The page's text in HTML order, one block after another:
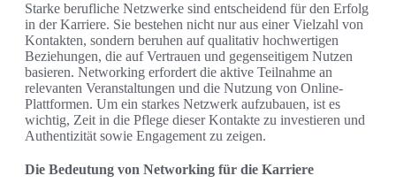
Starke berufliche Netzwerke sind entscheidend für den Erfolg
in der Karriere. Sie bestehen nicht nur aus einer Vielzahl von
Kontakten, sondern beruhen auf qualitativ hochwertigen
Beziehungen, die auf Vertrauen und gegenseitigem Nutzen
basieren. Networking erfordert die aktive Teilnahme an
relevanten Veranstaltungen und die Nutzung von Online-
Plattformen. Um ein starkes Netzwerk aufzubauen, ist es
wichtig, Zeit in die Pflege dieser Kontakte zu investieren und
Authentizität sowie Engagement zu zeigen.
Die Bedeutung von Networking für die Karriere